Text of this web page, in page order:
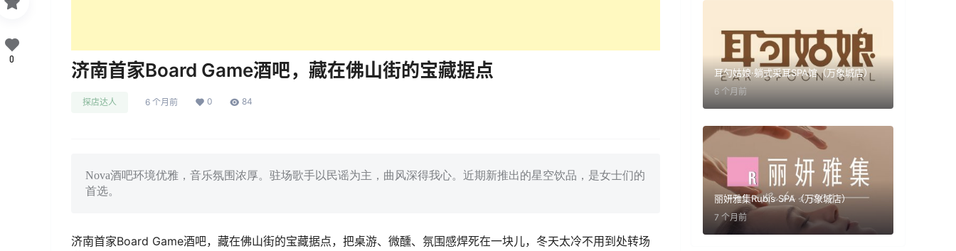
济南首家Board Game酒吧，藏在佛山街的宝藏据点
探店达人 6 个月前 0 84
Nova酒吧环境优雅，音乐氛围浓厚。驻场歌手以民谣为主，曲风深得我心。近期新推出的星空饮品，是女士们的
首选。
济南首家Board Game酒吧，藏在佛山街的宝藏据点，把桌游、微醺、氛围感焊死在一块儿，冬天太冷不用到处转场
0
耳勺姑娘·躺式采耳SPA馆（万象城店）
6 个月前
丽妍雅集Rubis SPA（万象城店）
7 个月前